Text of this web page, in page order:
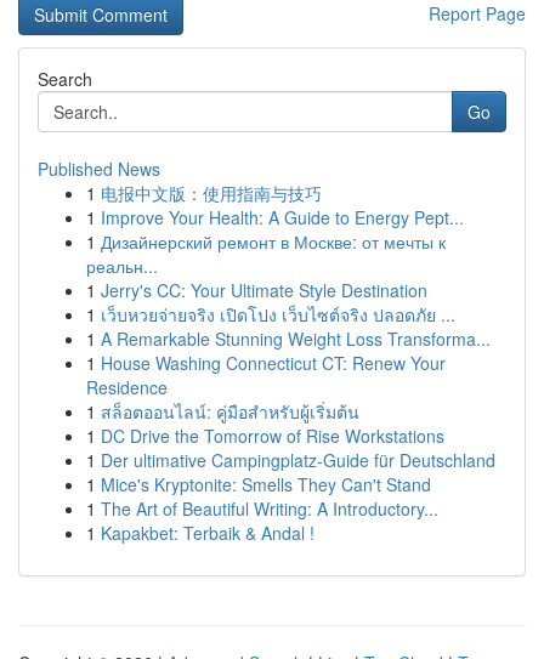
Report Page
Search
Go
Published News
1 电报中文版：使用指南与技巧
1 Improve Your Health: A Guide to Energy Pept...
1 Дизайнерский ремонт в Москве: от мечты к
реальн...
1 Jerry's CC: Your Ultimate Style Destination
1 เว็บหวยจ่ายจริง เปิดโปง เว็บไซต์จริง ปลอดภัย ...
1 A Remarkable Stunning Weight Loss Transforma...
1 House Washing Connecticut CT: Renew Your
Residence
1 สล็อตออนไลน์: คู่มือสำหรับผู้เริ่มต้น
1 DC Drive the Tomorrow of Rise Workstations
1 Der ultimative Campingplatz-Guide für Deutschland
1 Mice's Kryptonite: Smells They Can't Stand
1 The Art of Beautiful Writing: A Introductory...
1 Kapakbet: Terbaik & Andal !